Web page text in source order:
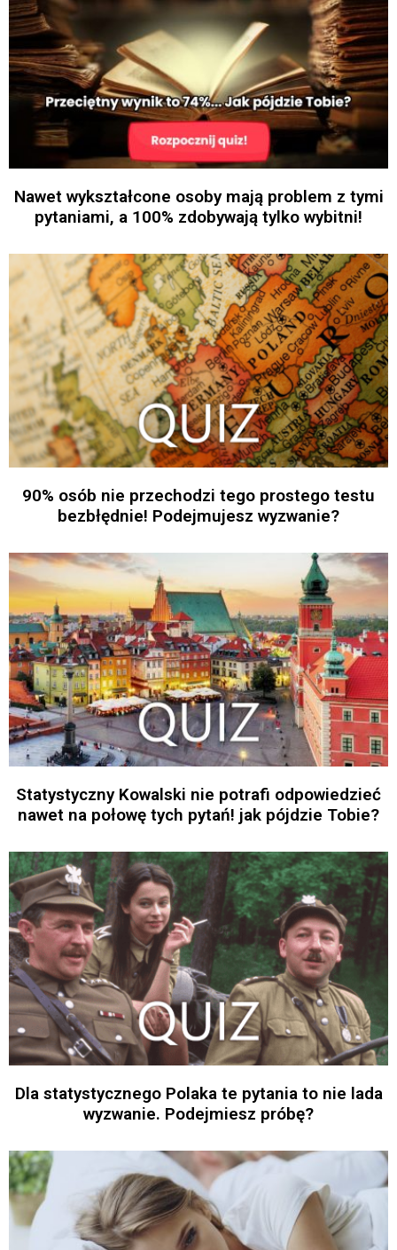
Nawet wykształcone osoby mają problem z tymi
pytaniami, a 100% zdobywają tylko wybitni!
90% osób nie przechodzi tego prostego testu
bezbłędnie! Podejmujesz wyzwanie?
Statystyczny Kowalski nie potrafi odpowiedzieć
nawet na połowę tych pytań! jak pójdzie Tobie?
Dla statystycznego Polaka te pytania to nie lada
wyzwanie. Podejmiesz próbę?